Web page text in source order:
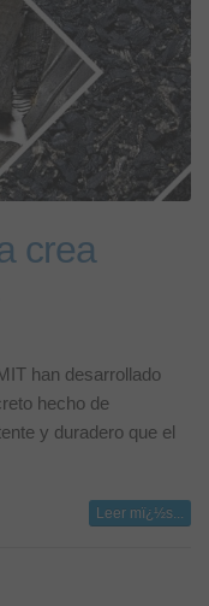
crea
han desarrollado
hecho de
y duradero que el
Leer mï¿½s...